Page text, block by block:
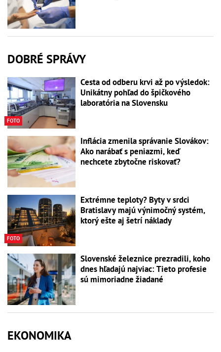
DOBRÉ SPRÁVY
FOTO
Cesta od odberu krvi až po výsledok:
Unikátny pohľad do špičkového
laboratória na Slovensku
Inflácia zmenila správanie Slovákov:
Ako narábať s peniazmi, keď
nechcete zbytočne riskovať?
FOTO
Extrémne teploty? Byty v srdci
Bratislavy majú výnimočný systém,
ktorý ešte aj šetrí náklady
Slovenské železnice prezradili, koho
dnes hľadajú najviac: Tieto profesie
sú mimoriadne žiadané
EKONOMIKA